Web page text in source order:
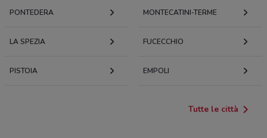
PONTEDERA MONTECATINI-TERME
LA SPEZIA FUCECCHIO
PISTOIA EMPOLI
Tutte le città